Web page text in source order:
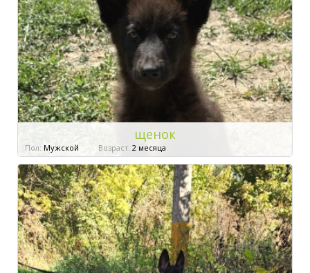
щенок
Пол: Мужской Возраст: 2 месяца